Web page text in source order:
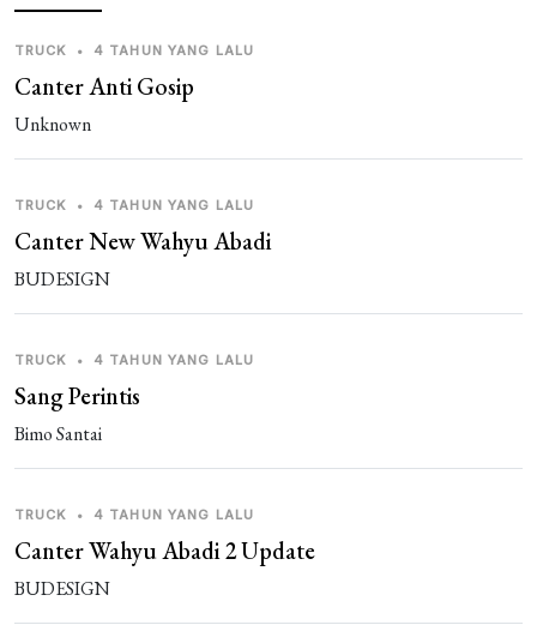
TRUCK • 4 TAHUN YANG LALU
Canter Anti Gosip
Unknown
TRUCK • 4 TAHUN YANG LALU
Canter New Wahyu Abadi
BUDESIGN
TRUCK • 4 TAHUN YANG LALU
Sang Perintis
Bimo Santai
TRUCK • 4 TAHUN YANG LALU
Canter Wahyu Abadi 2 Update
BUDESIGN